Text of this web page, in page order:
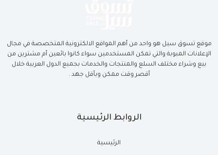
موقع تسوق سيل هو واحد من أهم المواقع الالكترونية المتخصصة في مجال
الإعلانات المبوبة والتي تمكن المستخدمين سواء كانوا بائعين أم مشترين من
بيع وشراء مختلف السلع والمنتجات والخدمات بجميع الدول العربية خلال
أقصر وقت ممكن وبأقل جهد .
الروابط الرئيسية
الرئيسية